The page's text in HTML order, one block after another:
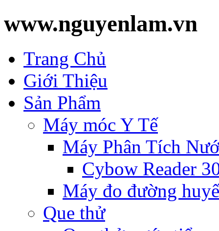
www.nguyenlam.vn
Trang Chủ
Giới Thiệu
Sản Phẩm
Máy móc Y Tế
Máy Phân Tích
Cybow Reader
Máy đo đường
Que thử